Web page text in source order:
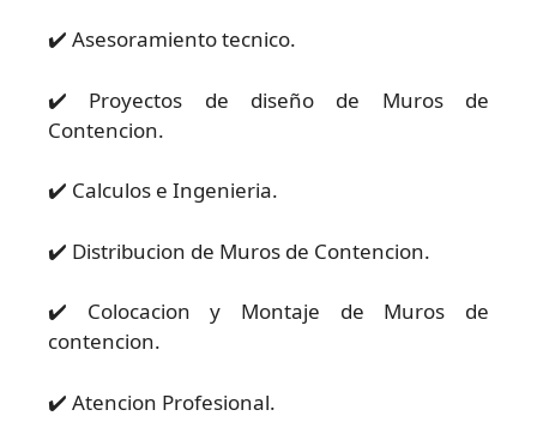
✔️ Asesoramiento tecnico.
✔️ Proyectos de diseño de Muros de
Contencion.
✔️ Calculos e Ingenieria.
✔️ Distribucion de Muros de Contencion.
✔️ Colocacion y Montaje de Muros de
contencion.
✔️ Atencion Profesional.